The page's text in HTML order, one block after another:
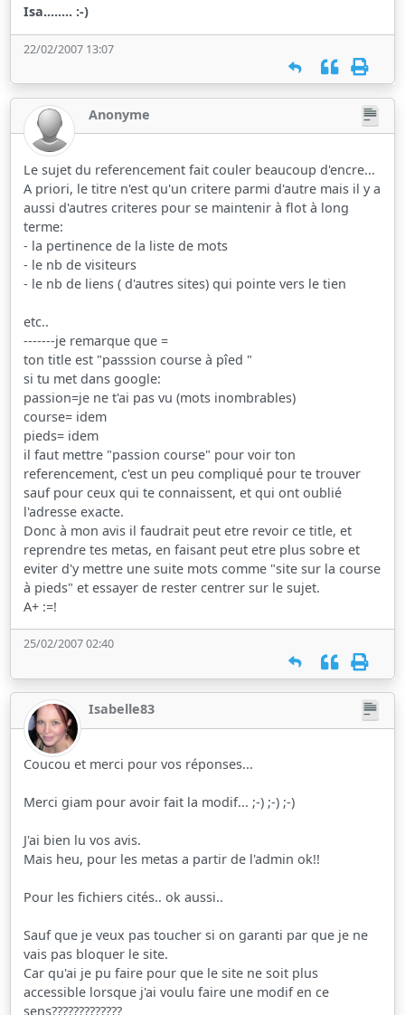
Isa........ :-)
22/02/2007 13:07
Anonyme
Le sujet du referencement fait couler beaucoup d'encre...
A priori, le titre n'est qu'un critere parmi d'autre mais il y a
aussi d'autres criteres pour se maintenir à flot à long
terme:
- la pertinence de la liste de mots
- le nb de visiteurs
- le nb de liens ( d'autres sites) qui pointe vers le tien
etc..
-------je remarque que =
ton title est "passsion course à pîed "
si tu met dans google:
passion=je ne t'ai pas vu (mots inombrables)
course= idem
pieds= idem
il faut mettre "passion course" pour voir ton
referencement, c'est un peu compliqué pour te trouver
sauf pour ceux qui te connaissent, et qui ont oublié
l'adresse exacte.
Donc à mon avis il faudrait peut etre revoir ce title, et
reprendre tes metas, en faisant peut etre plus sobre et
eviter d'y mettre une suite mots comme "site sur la course
à pieds" et essayer de rester centrer sur le sujet.
A+ :=!
25/02/2007 02:40
Isabelle83
Coucou et merci pour vos réponses...
Merci giam pour avoir fait la modif... ;-) ;-) ;-)
J'ai bien lu vos avis.
Mais heu, pour les metas a partir de l'admin ok!!
Pour les fichiers cités.. ok aussi..
Sauf que je veux pas toucher si on garanti par que je ne
vais pas bloquer le site.
Car qu'ai je pu faire pour que le site ne soit plus
accessible lorsque j'ai voulu faire une modif en ce
sens?????????????